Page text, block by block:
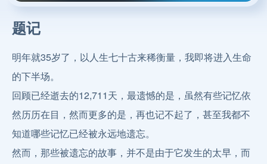
题记
明年就35岁了，以人生七十古来稀衡量，我即将进入生命
的下半场。
回顾已经逝去的12,711天，最遗憾的是，虽然有些记忆依
然历历在目，然而更多的是，再也记不起了，甚至我都不
知道哪些记忆已经被永远地遗忘。
然而，那些被遗忘的故事，并不是由于它发生的太早，而